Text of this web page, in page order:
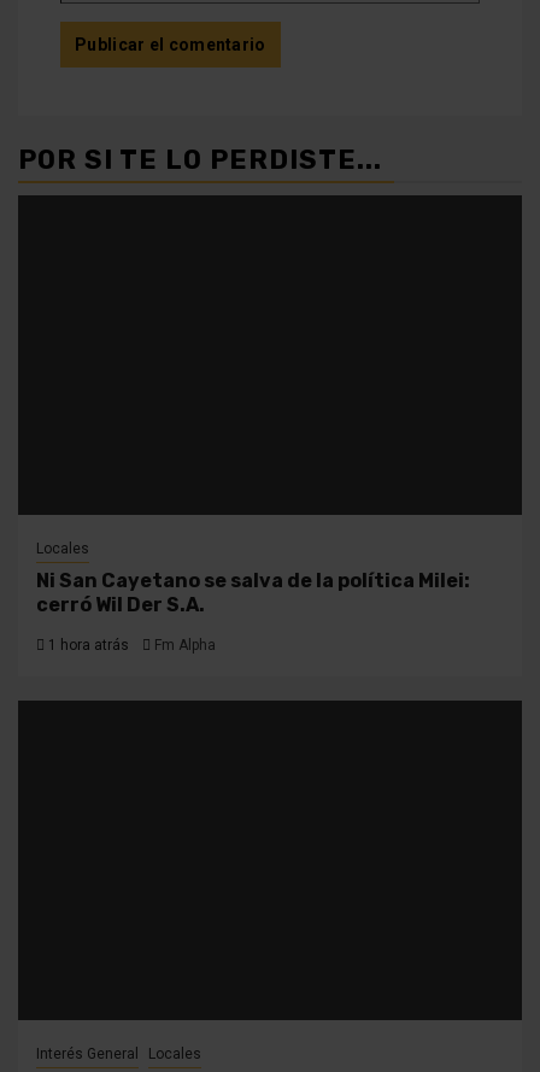
POR SI TE LO PERDISTE...
Locales
Ni San Cayetano se salva de la política Milei:
cerró Wil Der S.A.
1 hora atrás Fm Alpha
Interés General Locales